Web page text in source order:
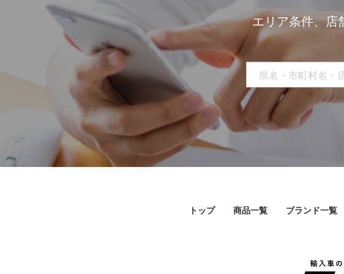
エリア条件、店
トップ 商品一覧 ブランド一覧